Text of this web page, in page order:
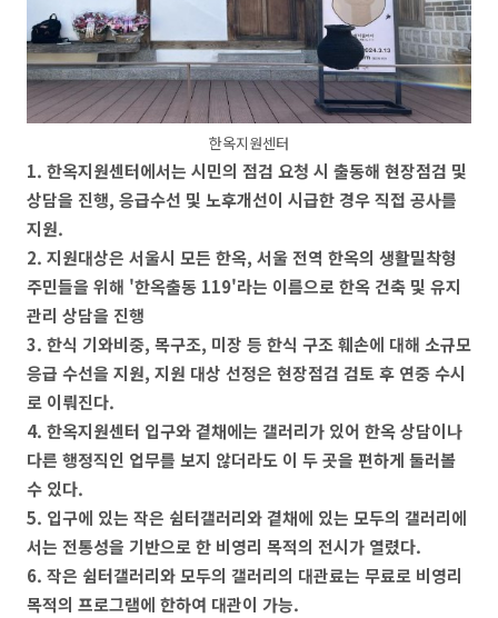
한옥지원센터
1. 한옥지원센터에서는 시민의 점검 요청 시 출동해 현장점검 및
상담을 진행, 응급수선 및 노후개선이 시급한 경우 직접 공사를
지원.
2. 지원대상은 서울시 모든 한옥, 서울 전역 한옥의 생활밀착형
주민들을 위해 '한옥출동 119'라는 이름으로 한옥 건축 및 유지
관리 상담을 진행
3. 한식 기와비중, 목구조, 미장 등 한식 구조 훼손에 대해 소규모
응급 수선을 지원, 지원 대상 선정은 현장점검 검토 후 연중 수시
로 이뤄진다.
4. 한옥지원센터 입구와 곁채에는 갤러리가 있어 한옥 상담이나
다른 행정직인 업무를 보지 않더라도 이 두 곳을 편하게 둘러볼
수 있다.
5. 입구에 있는 작은 쉼터갤러리와 곁채에 있는 모두의 갤러리에
서는 전통성을 기반으로 한 비영리 목적의 전시가 열렸다.
6. 작은 쉼터갤러리와 모두의 갤러리의 대관료는 무료로 비영리
목적의 프로그램에 한하여 대관이 가능.